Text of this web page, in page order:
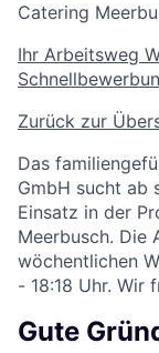
Catering
Ihr Arbeitsweg
Zurück zur
Das
GmbH sucht ab
Einsatz in der
Meerbusch. Die
wöchentlichen
- 18:18 Uhr. Wir
Gute